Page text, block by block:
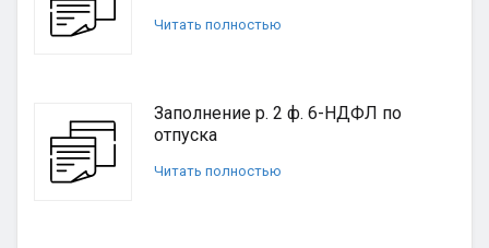
Читать полностью
Заполнение р. 2 ф. 6-НДФЛ по
отпуска
Читать полностью